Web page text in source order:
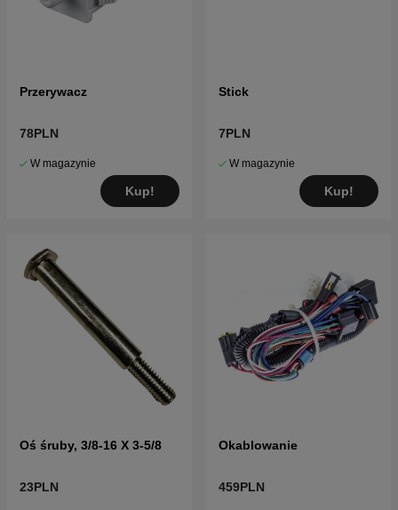
Przerywacz
78PLN
W magazynie
Kup!
Stick
7PLN
W magazynie
Kup!
Oś śruby, 3/8-16 X 3-5/8
23PLN
Okablowanie
459PLN